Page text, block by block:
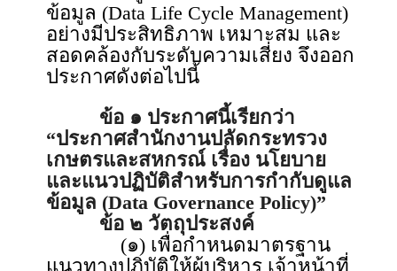
ข้อมูล (Data Life Cycle Management)
อย่างมีประสิทธิภาพ เหมาะสม และ
สอดคล้องกับระดับความเสี่ยง จึงออก
ประกาศดังต่อไปนี้
ข้อ ๑ ประกาศนี้เรียกว่า
“ประกาศสำนักงานปลัดกระทรวง
เกษตรและสหกรณ์ เรื่อง นโยบาย
และแนวปฏิบัติสำหรับการกำกับดูแล
ข้อมูล (Data Governance Policy)”
ข้อ ๒ วัตถุประสงค์
(๑) เพื่อกำหนดมาตรฐาน
แนวทางปฏิบัติให้ผู้บริหาร เจ้าหน้าที่